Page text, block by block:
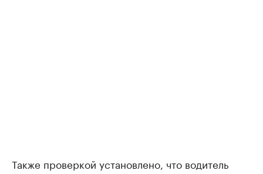
Также проверкой установлено, что водитель